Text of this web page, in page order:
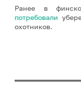
Ранее в
потребовали
охотников.